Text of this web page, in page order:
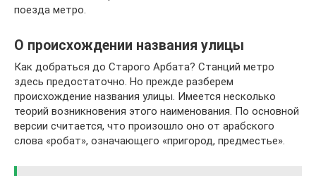
поезда метро.
О происхождении названия улицы
Как добраться до Старого Арбата? Станций метро
здесь предостаточно. Но прежде разберем
происхождение названия улицы. Имеется несколько
теорий возникновения этого наименования. По основной
версии считается, что произошло оно от арабского
слова «робат», означающего «пригород, предместье».